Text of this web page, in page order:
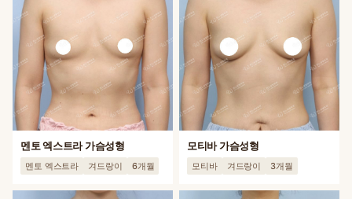
멘토 엑스트라 가슴성형
멘토 엑스트라 겨드랑이 6개월
모티바 가슴성형
모티바 겨드랑이 3개월